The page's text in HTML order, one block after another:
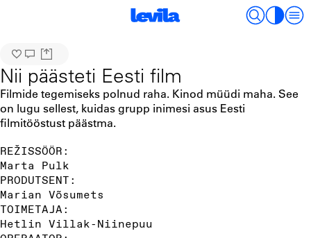
Nii päästeti Eesti film
Filmide tegemiseks polnud raha. Kinod müüdi maha. See
on lugu sellest, kuidas grupp inimesi asus Eesti
filmitööstust päästma.
REŽISSÖÖR:
Marta Pulk
PRODUTSENT:
Marian Võsumets
TOIMETAJA:
Hetlin Villak-Niinepuu